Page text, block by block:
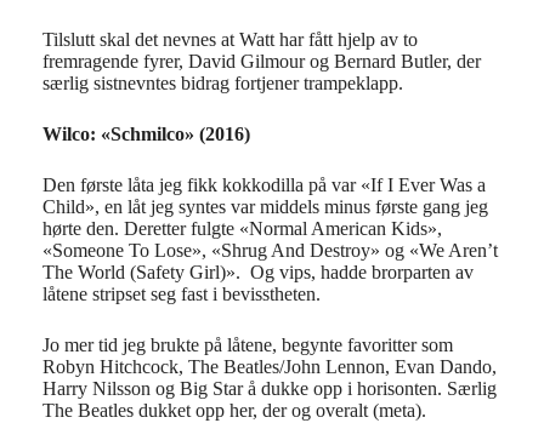
Tilslutt skal det nevnes at Watt har fått hjelp av to
fremragende fyrer, David Gilmour og Bernard Butler, der
særlig sistnevntes bidrag fortjener trampeklapp.
Wilco: «Schmilco» (2016)
Den første låta jeg fikk kokkodilla på var «If I Ever Was a
Child», en låt jeg syntes var middels minus første gang jeg
hørte den. Deretter fulgte «Normal American Kids»,
«Someone To Lose», «Shrug And Destroy» og «We Aren’t
The World (Safety Girl)». Og vips, hadde brorparten av
låtene stripset seg fast i bevisstheten.
Jo mer tid jeg brukte på låtene, begynte favoritter som
Robyn Hitchcock, The Beatles/John Lennon, Evan Dando,
Harry Nilsson og Big Star å dukke opp i horisonten. Særlig
The Beatles dukket opp her, der og overalt (meta).